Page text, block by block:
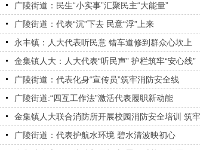
广陵街道：民生“小实事”汇聚民主“大能量”
广陵街道：代表“沉”下去 民意“浮”上来
永丰镇：人大代表听民意 错车道修到群众心坎上
金集镇人大：人大代表“听民声” 护栏筑牢“安心线”
广陵街道：代表化身“宣传员”筑牢消防安全线
广陵街道:“四互工作法”激活代表履职新动能
金集镇人大联合消防所开展校园消防安全培训 筑
广陵街道：代表护航水环境 碧水清波映初心